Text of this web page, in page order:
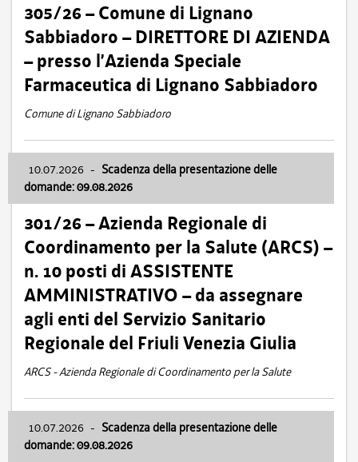
305/26 – Comune di Lignano
Sabbiadoro – DIRETTORE DI AZIENDA
– presso l’Azienda Speciale
Farmaceutica di Lignano Sabbiadoro
Comune di Lignano Sabbiadoro
10.07.2026 - Scadenza della presentazione delle
domande: 09.08.2026
301/26 – Azienda Regionale di
Coordinamento per la Salute (ARCS) –
n. 10 posti di ASSISTENTE
AMMINISTRATIVO – da assegnare
agli enti del Servizio Sanitario
Regionale del Friuli Venezia Giulia
ARCS - Azienda Regionale di Coordinamento per la Salute
10.07.2026 - Scadenza della presentazione delle
domande: 09.08.2026